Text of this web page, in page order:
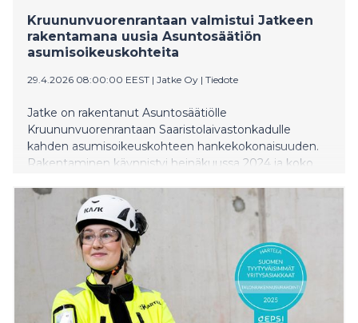
Kruununvuorenrantaan valmistui Jatkeen
rakentamana uusia Asuntosäätiön
asumisoikeuskohteita
29.4.2026 08:00:00 EEST | Jatke Oy | Tiedote
Jatke on rakentanut Asuntosäätiölle
Kruununvuorenrantaan Saaristolaivastonkadulle
kahden asumisoikeuskohteen hankekokonaisuuden.
Rakentaminen käynnistyi heinäkuussa 2024 ja koko